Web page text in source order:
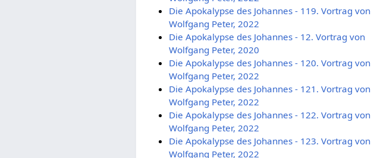
Die Apokalypse des Johannes - 119. Vortrag von
Wolfgang Peter, 2022
Die Apokalypse des Johannes - 12. Vortrag von
Wolfgang Peter, 2020
Die Apokalypse des Johannes - 120. Vortrag von
Wolfgang Peter, 2022
Die Apokalypse des Johannes - 121. Vortrag von
Wolfgang Peter, 2022
Die Apokalypse des Johannes - 122. Vortrag von
Wolfgang Peter, 2022
Die Apokalypse des Johannes - 123. Vortrag von
Wolfgang Peter, 2022